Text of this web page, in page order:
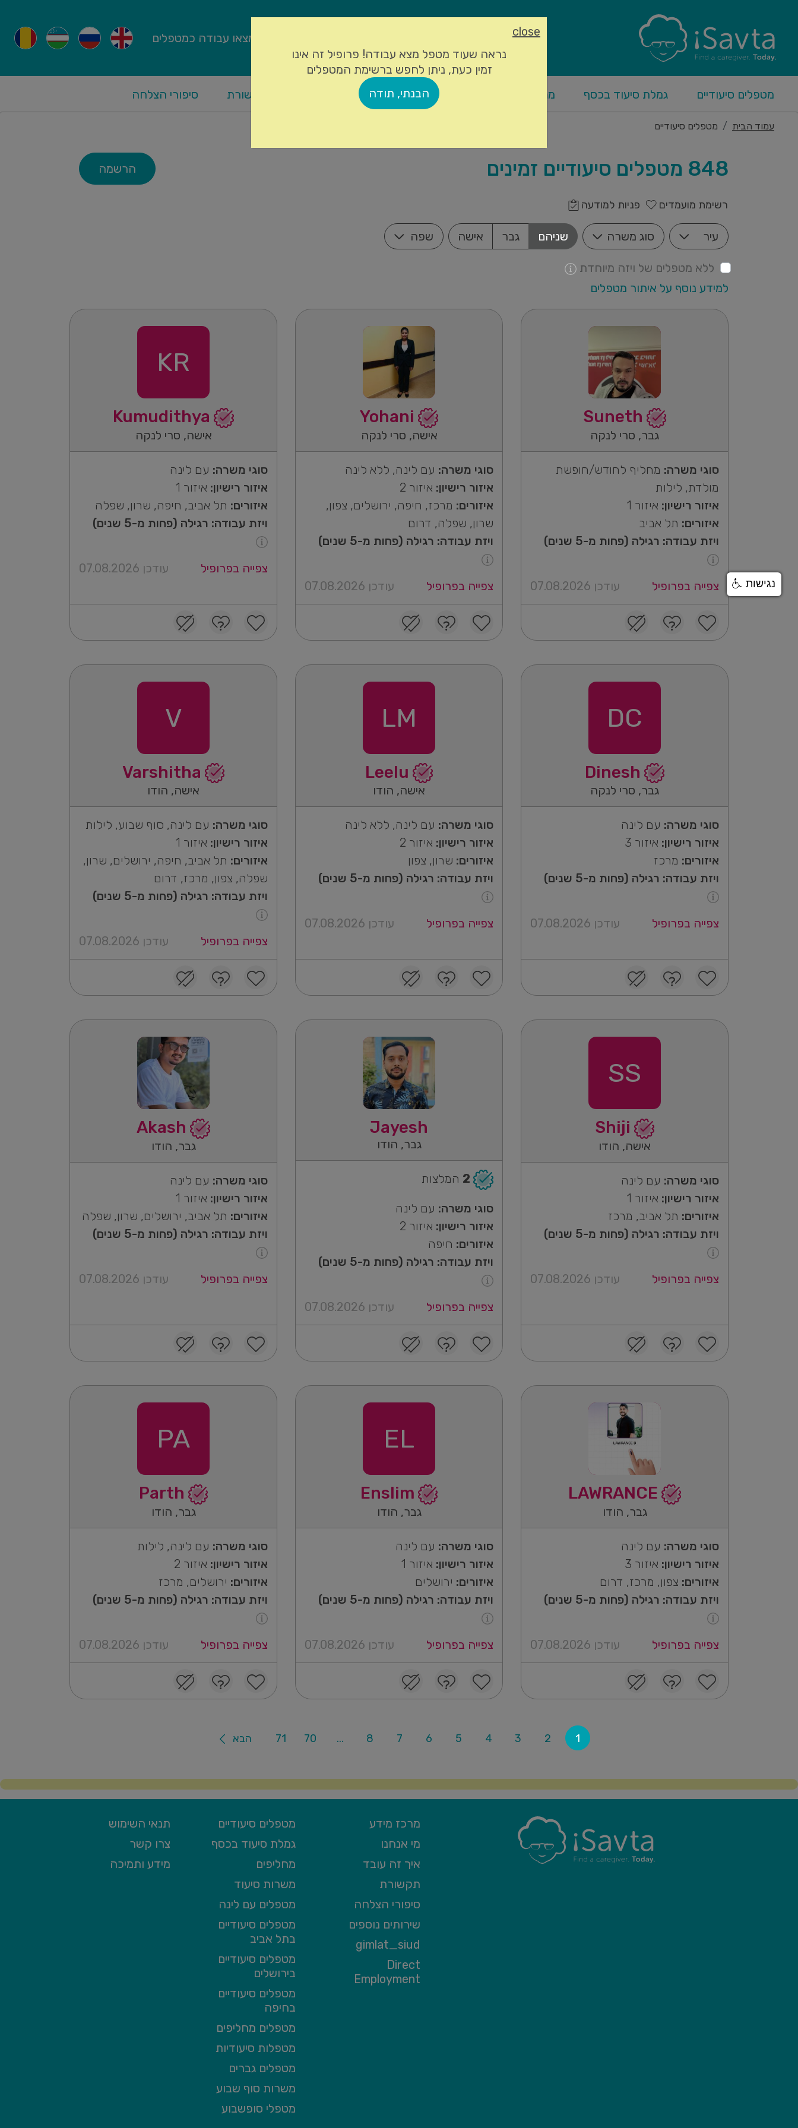
מצאו עבודה כמטפלים
מטפלים סיעודיים גמלת סיעוד בכסף מחליפים מידע ותמיכה מי אנחנו תקשורת סיפורי הצלחה
עמוד הבית מטפלים סיעודיים
848 מטפלים סיעודיים זמינים הרשמה
רשימת מועמדים פניות למודעה
עיר סוג משרה אישה גבר שניהם שפה
ללא מטפלים של ויזה מיוחדת
למידע נוסף על איתור מטפלים
גבר, סרי לנקה
סוגי משרה: מחליף לחודש/חופשת
מולדת, לילות
איזור רישיון: איזור 1
איזורים: תל אביב
ויזת עבודה: רגילה (פחות מ-5 שנים)
צפייה בפרופיל עודכן 07.08.2026
אישה, סרי לנקה
סוגי משרה: עם לינה, ללא לינה
איזור רישיון: איזור 2
איזורים: מרכז, חיפה, ירושלים, צפון,
שרון, שפלה, דרום
ויזת עבודה: רגילה (פחות מ-5 שנים)
צפייה בפרופיל עודכן 07.08.2026
KR
אישה, סרי לנקה
סוגי משרה: עם לינה
איזור רישיון: איזור 1
איזורים: תל אביב, חיפה, שרון, שפלה
ויזת עבודה: רגילה (פחות מ-5 שנים)
צפייה בפרופיל עודכן 07.08.2026
DC
גבר, סרי לנקה
סוגי משרה: עם לינה
איזור רישיון: איזור 3
איזורים: מרכז
ויזת עבודה: רגילה (פחות מ-5 שנים)
צפייה בפרופיל עודכן 07.08.2026
LM
אישה, הודו
סוגי משרה: עם לינה, ללא לינה
איזור רישיון: איזור 2
איזורים: שרון, צפון
ויזת עבודה: רגילה (פחות מ-5 שנים)
צפייה בפרופיל עודכן 07.08.2026
V
אישה, הודו
סוגי משרה: עם לינה, סוף שבוע, לילות
איזור רישיון: איזור 1
איזורים: תל אביב, חיפה, ירושלים, שרון,
שפלה, צפון, מרכז, דרום
ויזת עבודה: רגילה (פחות מ-5 שנים)
צפייה בפרופיל עודכן 07.08.2026
SS
אישה, הודו
סוגי משרה: עם לינה
איזור רישיון: איזור 1
איזורים: תל אביב, מרכז
ויזת עבודה: רגילה (פחות מ-5 שנים)
צפייה בפרופיל עודכן 07.08.2026
Jayesh
גבר, הודו
2 המלצות
סוגי משרה: עם לינה
איזור רישיון: איזור 2
איזורים: חיפה
ויזת עבודה: רגילה (פחות מ-5 שנים)
צפייה בפרופיל עודכן 07.08.2026
גבר, הודו
סוגי משרה: עם לינה
איזור רישיון: איזור 1
איזורים: תל אביב, ירושלים, שרון, שפלה
ויזת עבודה: רגילה (פחות מ-5 שנים)
צפייה בפרופיל עודכן 07.08.2026
גבר, הודו
סוגי משרה: עם לינה
איזור רישיון: איזור 3
איזורים: צפון, מרכז, דרום
ויזת עבודה: רגילה (פחות מ-5 שנים)
צפייה בפרופיל עודכן 07.08.2026
EL
גבר, הודו
סוגי משרה: עם לינה
איזור רישיון: איזור 1
איזורים: ירושלים
ויזת עבודה: רגילה (פחות מ-5 שנים)
צפייה בפרופיל עודכן 07.08.2026
PA
גבר, הודו
סוגי משרה: עם לינה, לילות
איזור רישיון: איזור 2
איזורים: ירושלים, מרכז
ויזת עבודה: רגילה (פחות מ-5 שנים)
צפייה בפרופיל עודכן 07.08.2026
1
2
3
4
5
6
7
8
...
70
71 הבא
close
נראה שעוד מטפל מצא עבודה! פרופיל זה אינו
זמין כעת, ניתן לחפש ברשימת המטפלים
הבנתי, תודה
מרכז מידע
מי אנחנו
איך זה עובד
תקשורת
סיפורי הצלחה
שירותים נוספים
gimlat_siud
Direct
Employment
מטפלים סיעודיים
גמלת סיעוד בכסף
מחליפים
משרות סיעוד
מטפלים עם לינה
מטפלים סיעודיים
בתל אביב
מטפלים סיעודיים
בירושלים
מטפלים סיעודיים
בחיפה
מטפלים מחליפים
מטפלות סיעודיות
מטפלים גברים
משרות סוף שבוע
מטפלי סופשבוע
תנאי השימוש
צרו קשר
מידע ותמיכה
נגישות